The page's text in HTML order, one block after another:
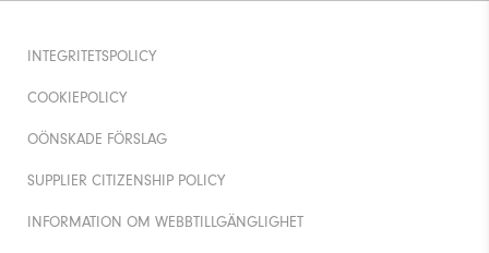
INTEGRITETSPOLICY
COOKIEPOLICY
OÖNSKADE FÖRSLAG
SUPPLIER CITIZENSHIP POLICY
INFORMATION OM WEBBTILLGÄNGLIGHET